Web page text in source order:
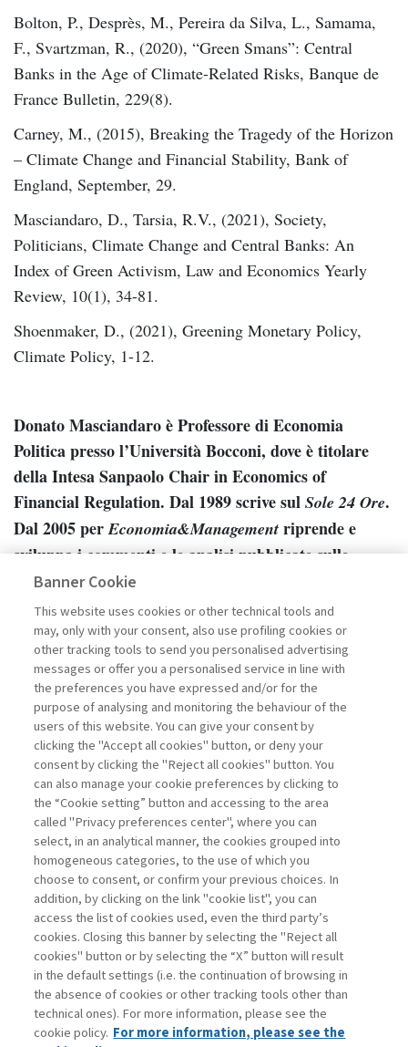
Bolton, P., Desprès, M., Pereira da Silva, L., Samama,
F., Svartzman, R., (2020), “Green Smans”: Central
Banks in the Age of Climate-Related Risks, Banque de
France Bulletin, 229(8).
Carney, M., (2015), Breaking the Tragedy of the Horizon
– Climate Change and Financial Stability, Bank of
England, September, 29.
Masciandaro, D., Tarsia, R.V., (2021), Society,
Politicians, Climate Change and Central Banks: An
Index of Green Activism, Law and Economics Yearly
Review, 10(1), 34-81.
Shoenmaker, D., (2021), Greening Monetary Policy,
Climate Policy, 1-12.
Donato Masciandaro è Professore di Economia
Politica presso l’Università Bocconi, dove è titolare
della Intesa Sanpaolo Chair in Economics of
Financial Regulation. Dal 1989 scrive sul Sole 24 Ore.
Dal 2005 perEconomia&Management riprende e
sviluppa i commenti e le analisi pubblicate sulle
pagine del quotidiano economico-finanziario.
Vai all'archivio
Contatti
Abbonamenti
Archivio rubriche
Banner Cookie
This website uses cookies or other technical tools and
may, only with your consent, also use profiling cookies or
other tracking tools to send you personalised advertising
messages or offer you a personalised service in line with
the preferences you have expressed and/or for the
purpose of analysing and monitoring the behaviour of the
users of this website. You can give your consent by
clicking the "Accept all cookies" button, or deny your
consent by clicking the "Reject all cookies" button. You
can also manage your cookie preferences by clicking to
the “Cookie setting” button and accessing to the area
called "Privacy preferences center", where you can
select, in an analytical manner, the cookies grouped into
homogeneous categories, to the use of which you
choose to consent, or confirm your previous choices. In
addition, by clicking on the link "cookie list", you can
access the list of cookies used, even the third party’s
cookies. Closing this banner by selecting the "Reject all
cookies" button or by selecting the “X” button will result
in the default settings (i.e. the continuation of browsing in
the absence of cookies or other tracking tools other than
technical ones). For more information, please see the
cookie policy. For more information, please see the